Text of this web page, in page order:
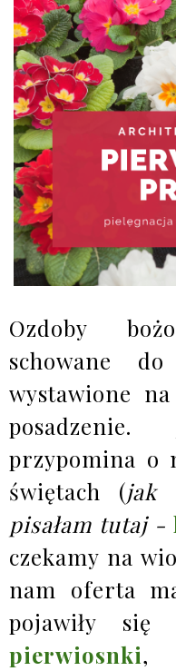
Ozdoby
schowane
wystawione
posadzenie.
przypomina o
świętach (jak
pisałam tutaj -
czekamy na
nam oferta
pojawiły się
pierwiosnki,